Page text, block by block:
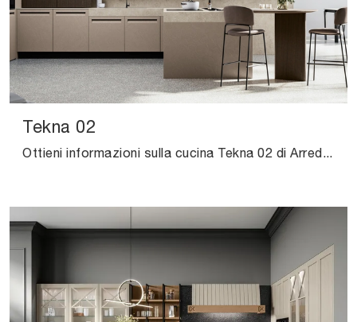
Tekna 02
Ottieni informazioni sulla cucina Tekna 02 di Arredo3: questa soluzione in Pet sarà la scelta ideale per te!